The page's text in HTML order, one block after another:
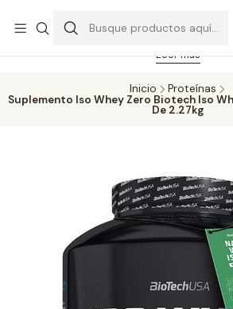
Feriado 21-05-2026 atención hasta las 14 hrs.
día solo área Metropolitana Santiago por
Pedidos hasta 16 hrs., sábados y domingos
Leer más
Inicio
Proteínas
Suplemento Iso Whey Zero Biotech Iso
De 2.27kg